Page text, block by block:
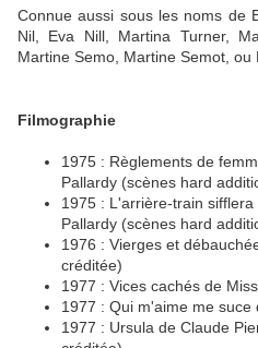
Connue aussi sous les noms de
Nil, Eva Nill, Martina Turner,
Martine Semo, Martine Semot, ou
Filmographie
1975 : Règlements de
Pallardy (scènes hard
1975 : L'arrière-train
Pallardy (scènes hard
1976 : Vierges et
créditée)
1977 : Vices cachés de
1977 : Qui m'aime me suce
1977 : Ursula de Claude